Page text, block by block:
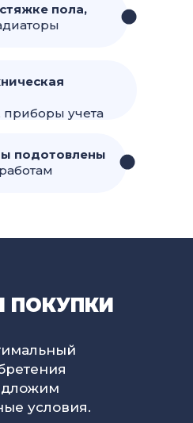
подотовлены
пола,
приборы учета
ПОКУПКИ
условия.